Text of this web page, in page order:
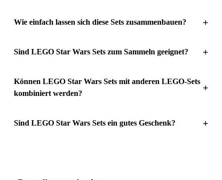
Wie einfach lassen sich diese Sets zusammenbauen? +
Sind LEGO Star Wars Sets zum Sammeln geeignet? +
Können LEGO Star Wars Sets mit anderen LEGO-Sets
kombiniert werden?
+
Sind LEGO Star Wars Sets ein gutes Geschenk? +